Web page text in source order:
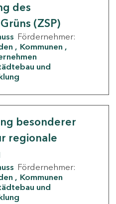
des
(ZSP)
Fördernehmer:
Kommunen
und
besonderer
regionale
Fördernehmer:
Kommunen
und